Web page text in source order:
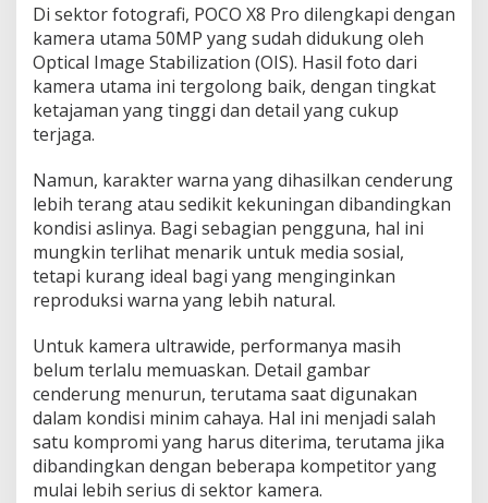
Di sektor fotografi, POCO X8 Pro dilengkapi dengan
kamera utama 50MP yang sudah didukung oleh
Optical Image Stabilization (OIS). Hasil foto dari
kamera utama ini tergolong baik, dengan tingkat
ketajaman yang tinggi dan detail yang cukup
terjaga.
Namun, karakter warna yang dihasilkan cenderung
lebih terang atau sedikit kekuningan dibandingkan
kondisi aslinya. Bagi sebagian pengguna, hal ini
mungkin terlihat menarik untuk media sosial,
tetapi kurang ideal bagi yang menginginkan
reproduksi warna yang lebih natural.
Untuk kamera ultrawide, performanya masih
belum terlalu memuaskan. Detail gambar
cenderung menurun, terutama saat digunakan
dalam kondisi minim cahaya. Hal ini menjadi salah
satu kompromi yang harus diterima, terutama jika
dibandingkan dengan beberapa kompetitor yang
mulai lebih serius di sektor kamera.